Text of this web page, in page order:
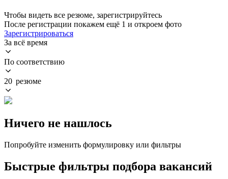
Чтобы видеть все резюме, зарегистрируйтесь
После регистрации покажем ещё 1 и откроем фото
Зарегистрироваться
За всё время
По соответствию
20 резюме
Ничего не нашлось
Попробуйте изменить формулировку или фильтры
Быстрые фильтры подбора вакансий